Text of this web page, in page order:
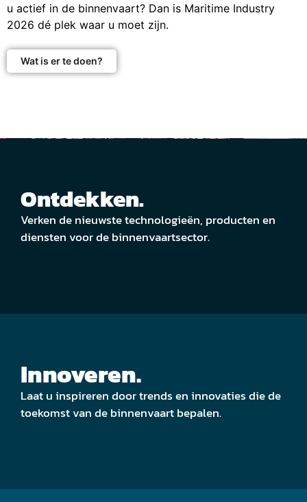
u actief in de binnenvaart? Dan is Maritime Industry
2026 dé plek waar u moet zijn.
Wat is er te doen?
Ontdekken.
Verken de nieuwste technologieën, producten en
diensten voor de binnenvaartsector.
Innoveren.
Laat u inspireren door trends en innovaties die de
toekomst van de binnenvaart bepalen.